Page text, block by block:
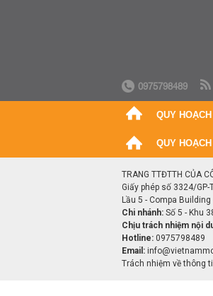
0975798489
QUY HOẠCH
QUY HOẠCH
TRANG TTĐTTH CỦA
Giấy phép số 3324/
Lầu 5 - Compa
Chi nhánh: Số 5 - Khu
Chịu trách nhiệm nội
Hotline: 0975798489
Email:
Trách nhiệm về thông